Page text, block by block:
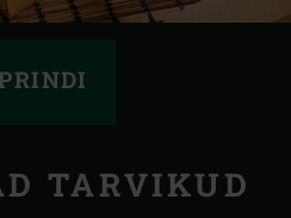
TARVIKUD